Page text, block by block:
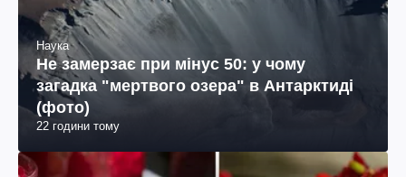
Наука
Не замерзає при мінус 50: у чому
загадка "мертвого озера" в Антарктиді
(фото)
22 години тому